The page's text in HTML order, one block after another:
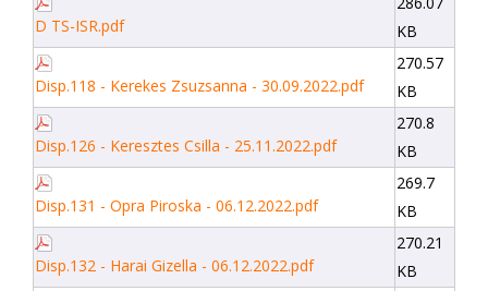
D TS-ISR.pdf
KB
Disp.118 - Kerekes Zsuzsanna - 30.09.2022.pdf
270.57
KB
Disp.126 - Keresztes Csilla - 25.11.2022.pdf
270.8
KB
Disp.131 - Opra Piroska - 06.12.2022.pdf
269.7
KB
Disp.132 - Harai Gizella - 06.12.2022.pdf
270.21
KB